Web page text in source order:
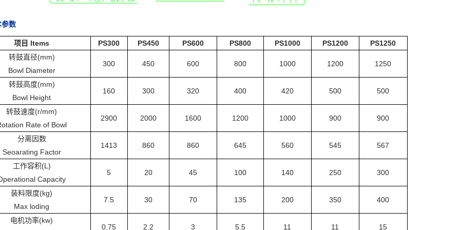
参数
项目 ltems PS300 PS450 PS600 PS800 PS1000 PS1200
PS1250
转鼓直径(mm)
Bowl Diameter
300 450 600 800 1000 1200 1250
转鼓高度(mm)
Bowl Height
160 300 320 400 420 500 500
转鼓速度(r/mm)
Rate of Bowl
2900 2000 1600 1200 1000 900 900
分离因数
Seoarating Factor
1413 860 860 645 560 545 567
工作容积(L)
Capacity
5 20 45 100 140 250 300
装料限度(kg)
Max loding
7.5 30 70 135 200 350 400
电机功率(kw)
0.75 2.2 3 5.5 11 11 15